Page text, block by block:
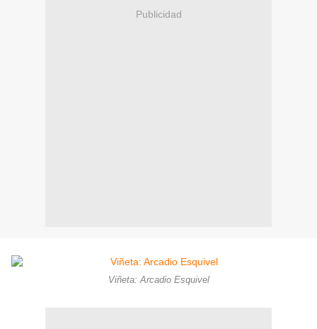
Publicidad
Viñeta: Arcadio Esquivel